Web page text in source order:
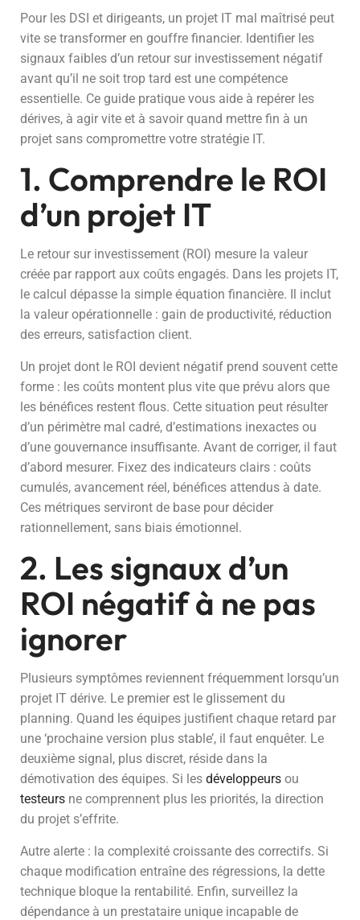
Pour les DSI et dirigeants, un projet IT mal maîtrisé peut
vite se transformer en gouffre financier. Identifier les
signaux faibles d’un retour sur investissement négatif
avant qu’il ne soit trop tard est une compétence
essentielle. Ce guide pratique vous aide à repérer les
dérives, à agir vite et à savoir quand mettre fin à un
projet sans compromettre votre stratégie IT.
1. Comprendre le ROI
d’un projet IT
Le retour sur investissement (ROI) mesure la valeur
créée par rapport aux coûts engagés. Dans les projets IT,
le calcul dépasse la simple équation financière. Il inclut
la valeur opérationnelle : gain de productivité, réduction
des erreurs, satisfaction client.
Un projet dont le ROI devient négatif prend souvent cette
forme : les coûts montent plus vite que prévu alors que
les bénéfices restent flous. Cette situation peut résulter
d’un périmètre mal cadré, d’estimations inexactes ou
d’une gouvernance insuffisante. Avant de corriger, il faut
d’abord mesurer. Fixez des indicateurs clairs : coûts
cumulés, avancement réel, bénéfices attendus à date.
Ces métriques serviront de base pour décider
rationnellement, sans biais émotionnel.
2. Les signaux d’un
ROI négatif à ne pas
ignorer
Plusieurs symptômes reviennent fréquemment lorsqu’un
projet IT dérive. Le premier est le glissement du
planning. Quand les équipes justifient chaque retard par
une ‘prochaine version plus stable’, il faut enquêter. Le
deuxième signal, plus discret, réside dans la
démotivation des équipes. Si les développeurs ou
testeurs ne comprennent plus les priorités, la direction
du projet s’effrite.
Autre alerte : la complexité croissante des correctifs. Si
chaque modification entraîne des régressions, la dette
technique bloque la rentabilité. Enfin, surveillez la
dépendance à un prestataire unique incapable de